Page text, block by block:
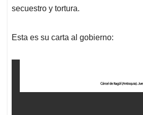
secuestro y tortura.
Esta es su carta al gobierno: